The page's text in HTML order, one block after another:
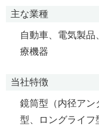
主な業種
自動車、電気製
療機器
当社特徴
鏡筒型（内径アン
型、ロングライフ